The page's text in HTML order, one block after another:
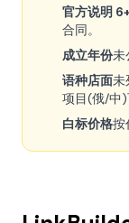
官方说明
合同。
成立年份未
语种店面未
项目(俄/中)
白标价格按